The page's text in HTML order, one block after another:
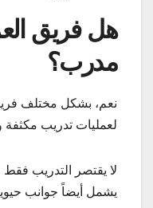
هل فريق
مدرب؟
نعم، بشكل مختلف
لعمليات تدريب مكثفة
لا يقتصر التدريب فقط
يشمل أيضاً جوانب